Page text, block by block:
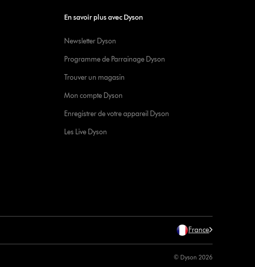
En savoir plus avec Dyson
Newsletter Dyson
Programme de Parrainage Dyson
Trouver un magasin
Mon compte Dyson
Enregistrer de votre appareil Dyson
Les Live Dyson
France
© Dyson 2026